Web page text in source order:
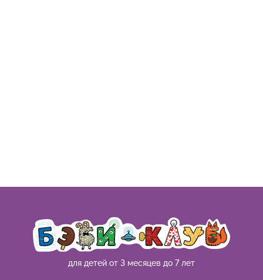
для детей от 3 месяцев до 7 лет